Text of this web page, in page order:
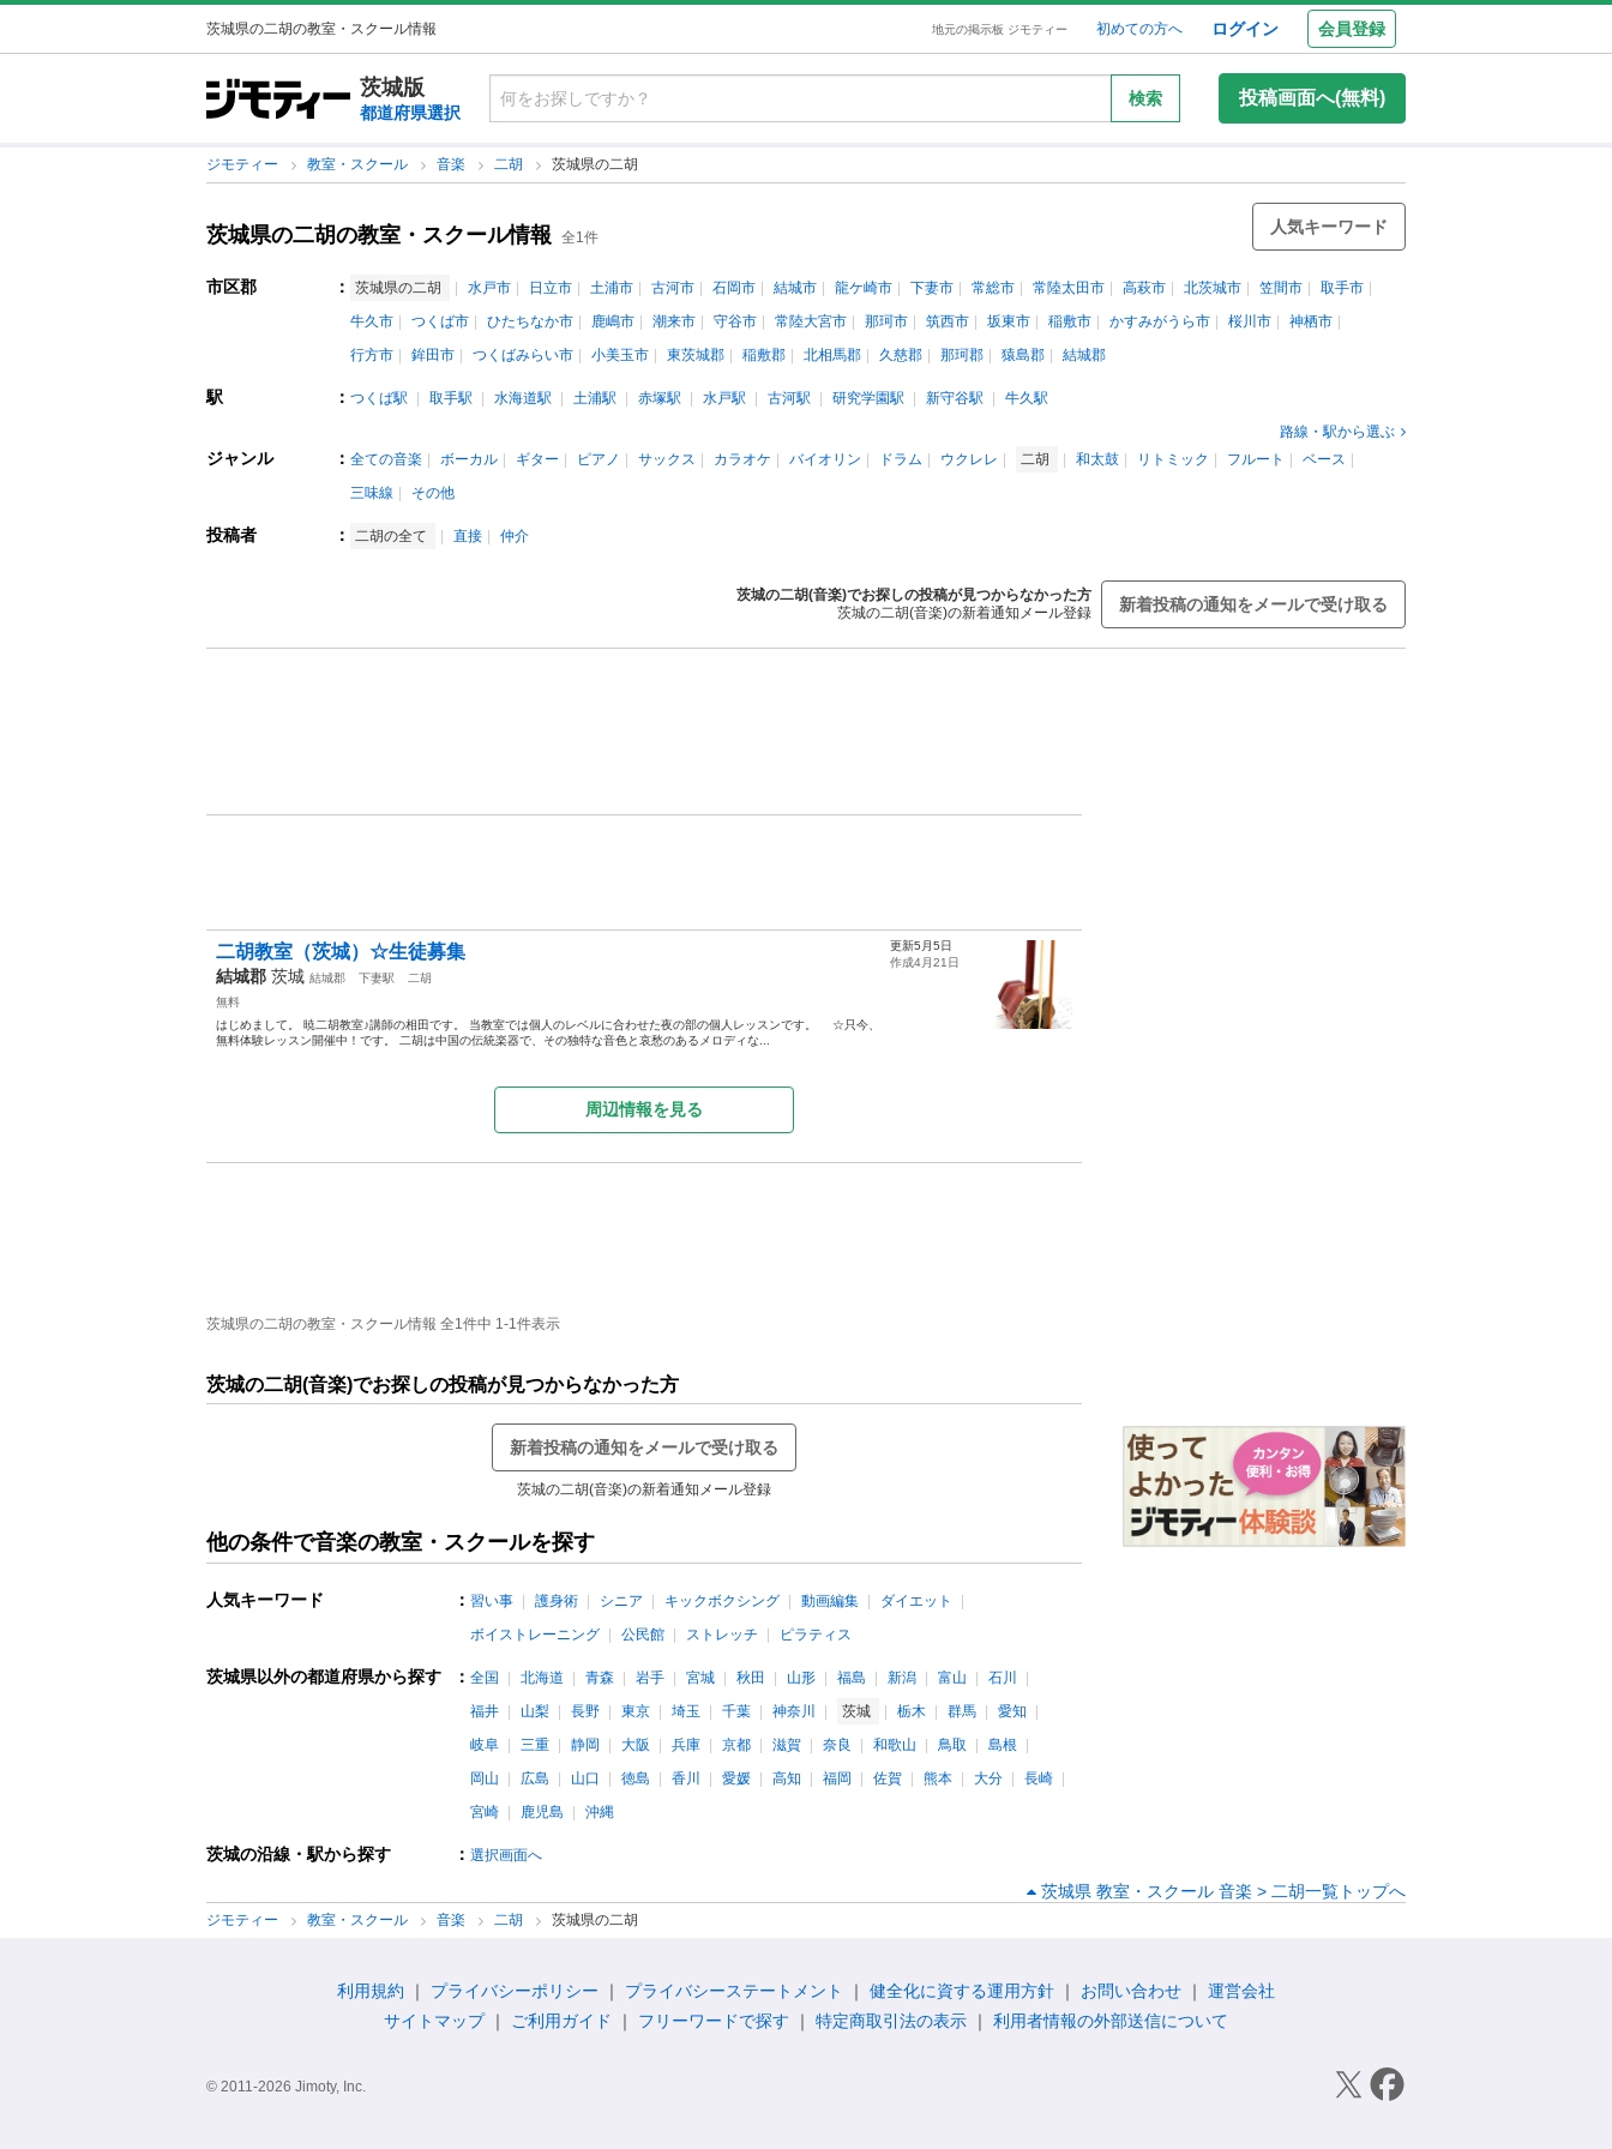
茨城県の二胡の教室・スクール情報 地元の掲示板 ジモティー 初めての方へ ログイン 会員登録
茨城版
都道府県選択
検索 投稿画面へ(無料)
ジモティー 教室・スクール 音楽 二胡 茨城県の二胡
茨城県の二胡の教室・スクール情報 全1件
人気キーワード
市区郡 ： 茨城県の二胡 水戸市 日立市 土浦市 古河市 石岡市 結城市 龍ケ崎市 下妻市 常総市 常陸太田市 高萩市 北茨城市 笠間市
取手市
牛久市
つくば市 ひたちなか市 鹿嶋市 潮来市 守谷市 常陸大宮市 那珂市 筑西市 坂東市 稲敷市 かすみがうら市 桜川市
神栖市
行方市
鉾田市 つくばみらい市 小美玉市 東茨城郡 稲敷郡 北相馬郡 久慈郡 那珂郡 猿島郡 結城郡
駅 ： つくば駅 取手駅 水海道駅 土浦駅 赤塚駅 水戸駅 古河駅 研究学園駅 新守谷駅
牛久駅
路線・駅から選ぶ
ジャンル ： 全ての音楽 ボーカル ギター ピアノ サックス カラオケ バイオリン ドラム ウクレレ 二胡 和太鼓 リトミック フルート
ベース
三味線
その他
投稿者 ： 二胡の全て 直接 仲介
茨城の二胡(音楽)でお探しの投稿が見つからなかった方
茨城の二胡(音楽)の新着通知メール登録
新着投稿の通知をメールで受け取る
二胡教室（茨城）☆生徒募集
結城郡 茨城 結城郡 下妻駅
二胡
無料
はじめまして。 暁二胡教室♪講師の相田です。 当教室では個人のレベルに合わせた夜の部の個人レッスンです。 ☆只今、
無料体験レッスン開催中！です。 二胡は中国の伝統楽器で、その独特な音色と哀愁のあるメロディな...
更新5月5日
作成4月21日
周辺情報を見る
茨城県の二胡の教室・スクール情報 全1件中 1-1件表示
茨城の二胡(音楽)でお探しの投稿が見つからなかった方
新着投稿の通知をメールで受け取る
茨城の二胡(音楽)の新着通知メール登録
他の条件で音楽の教室・スクールを探す
人気キーワード ： 習い事 護身術 シニア キックボクシング 動画編集
ダイエット
ボイストレーニング
公民館 ストレッチ ピラティス
茨城県以外の都道府県から探す ： 全国 北海道 青森 岩手 宮城 秋田 山形 福島 新潟 富山
石川
福井
山梨 長野 東京 埼玉 千葉 神奈川 茨城 栃木 群馬
愛知
岐阜
三重 静岡 大阪 兵庫 京都 滋賀 奈良 和歌山 鳥取
島根
岡山
広島 山口 徳島 香川 愛媛 高知 福岡 佐賀 熊本 大分
長崎
宮崎
鹿児島 沖縄
茨城の沿線・駅から探す ： 選択画面へ
茨城県 教室・スクール 音楽 > 二胡一覧トップへ
ジモティー 教室・スクール 音楽 二胡 茨城県の二胡
利用規約 プライバシーポリシー プライバシーステートメント 健全化に資する運用方針 お問い合わせ
運営会社
サイトマップ
ご利用ガイド フリーワードで探す 特定商取引法の表示 利用者情報の外部送信について
© 2011-2026 Jimoty, Inc.